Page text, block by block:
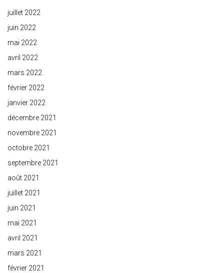
juillet 2022
juin 2022
mai 2022
avril 2022
mars 2022
février 2022
janvier 2022
décembre 2021
novembre 2021
octobre 2021
septembre 2021
août 2021
juillet 2021
juin 2021
mai 2021
avril 2021
mars 2021
février 2021